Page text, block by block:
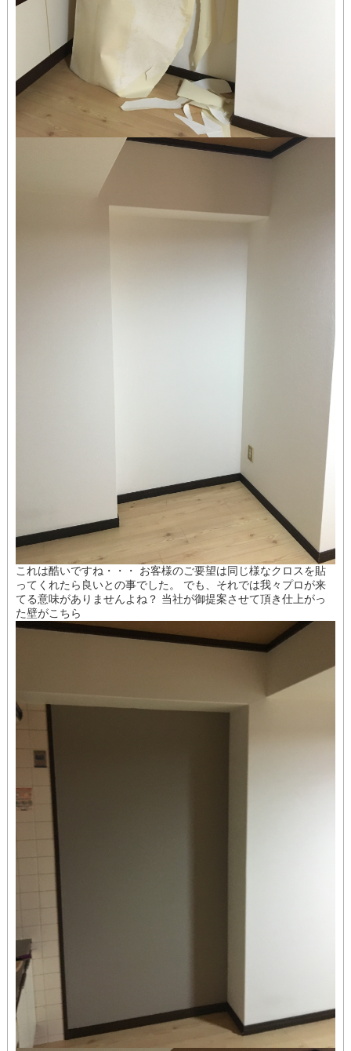
これは酷いですね・・・ お客様のご要望は同じ様なクロスを貼
ってくれたら良いとの事でした。 でも、それでは我々プロが来
てる意味がありませんよね？ 当社が御提案させて頂き仕上がっ
た壁がこちら